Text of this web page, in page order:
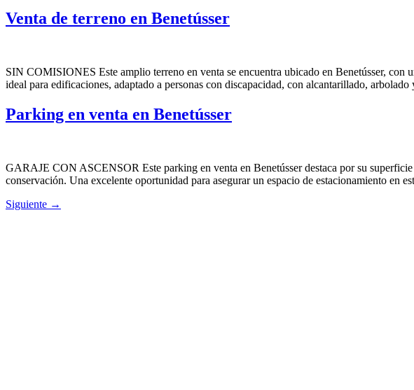
Venta de terreno en Benetússer
SIN COMISIONES Este amplio terreno en venta se encuentra ubicado en Benetússer, con
ideal para edificaciones, adaptado a personas con discapacidad, con alcantarillado,
Parking en venta en Benetússer
GARAJE CON ASCENSOR Este parking en venta en Benetússer destaca por su
conservación. Una excelente oportunidad para asegurar un espacio de estacionamiento en
Siguiente →